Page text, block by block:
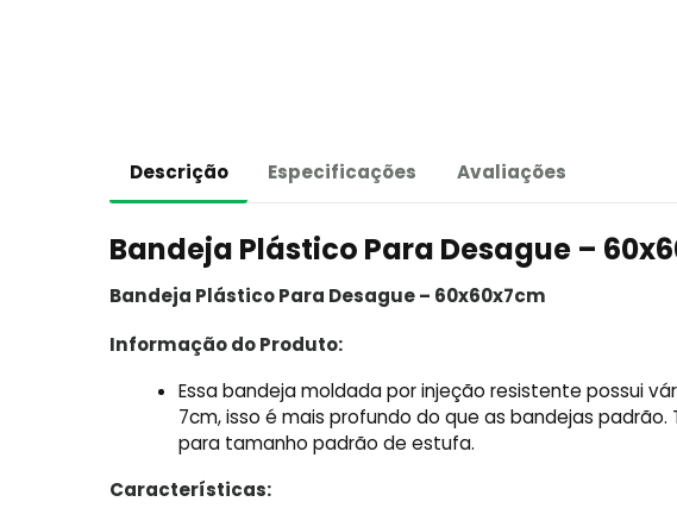
Descrição Especificações Avaliações
Bandeja Plástico Para Desague –
Bandeja Plástico Para Desague – 60x60x7cm
Informação do Produto:
Essa bandeja moldada por injeção resistente possui
7cm, isso é mais profundo do que as bandejas
para tamanho padrão de estufa.
Características: